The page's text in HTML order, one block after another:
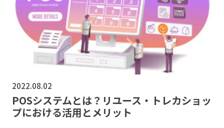
2022.08.02
POSシステムとは？リユース・トレカショッ
プにおける活用とメリット